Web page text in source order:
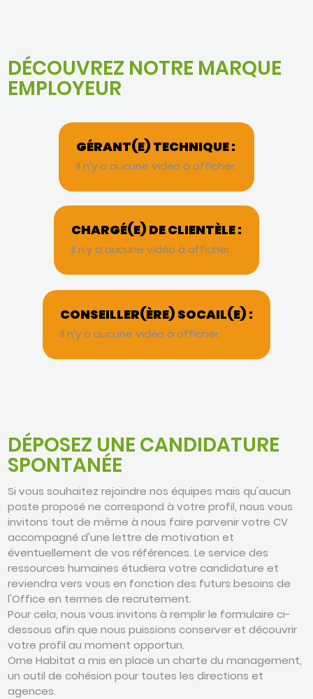
DÉCOUVREZ NOTRE MARQUE
EMPLOYEUR
GÉRANT(E) TECHNIQUE :
Il n'y a aucune vidéo à afficher.
CHARGÉ(E) DE CLIENTÈLE :
Il n'y a aucune vidéo à afficher.
CONSEILLER(ÈRE) SOCAIL(E) :
Il n'y a aucune vidéo à afficher.
DÉPOSEZ UNE CANDIDATURE
SPONTANÉE
Si vous souhaitez rejoindre nos équipes mais qu'aucun
poste proposé ne correspond à votre profil, nous vous
invitons tout de même à nous faire parvenir votre CV
accompagné d'une lettre de motivation et
éventuellement de vos références. Le service des
ressources humaines étudiera votre candidature et
reviendra vers vous en fonction des futurs besoins de
l'Office en termes de recrutement.
Pour cela, nous vous invitons à remplir le formulaire ci-
dessous afin que nous puissions conserver et découvrir
votre profil au moment opportun.
Orne Habitat a mis en place un charte du management,
un outil de cohésion pour toutes les directions et
agences.